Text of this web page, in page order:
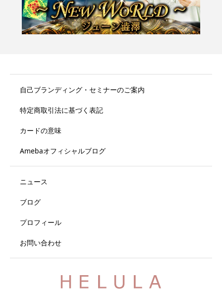
自己ブランディング・セミナーのご案内
特定商取引法に基づく表記
カードの意味
Amebaオフィシャルブログ
ニュース
ブログ
プロフィール
お問い合わせ